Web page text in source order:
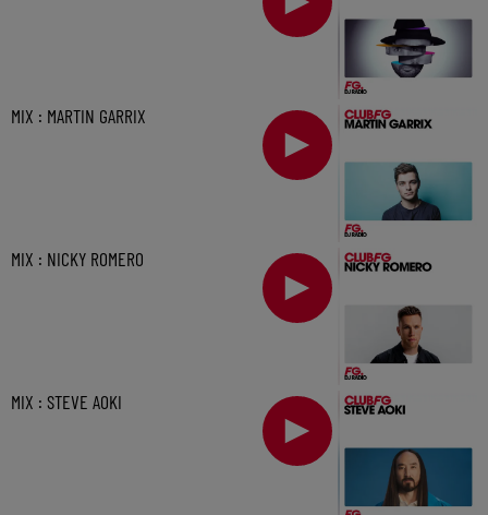
MIX : MARTIN GARRIX
MIX : NICKY ROMERO
MIX : STEVE AOKI